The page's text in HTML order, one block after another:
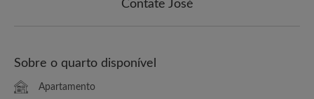
Contate José
Sobre o quarto disponível
Apartamento